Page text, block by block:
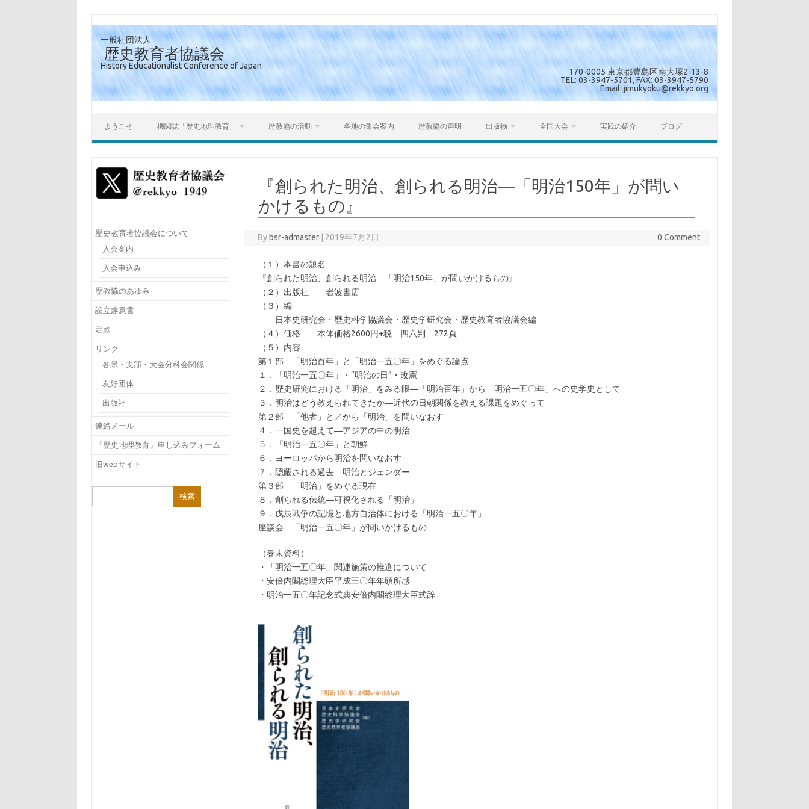
一般社団法人
歴史教育者協議会
History Educationalist Conference of Japan
170-0005 東京都豊島区南大塚2-13-8
TEL: 03-3947-5701, FAX: 03-3947-5790
Email: jimukyoku@rekkyo.org
ようこそ 機関誌「歴史地理教育」 歴教協の活動 各地の集会案内 歴教協の声明 出版物 全国大会 実践の紹介 ブログ
『創られた明治、創られる明治―「明治150年」が問い
かけるもの』
By bsr-admaster 2019年7月2日 0 Comment
（１）本書の題名
『創られた明治、創られる明治―「明治150年」が問いかけるもの』
（２）出版社 岩波書店
（３）編
日本史研究会・歴史科学協議会・歴史学研究会・歴史教育者協議会編
（４）価格 本体価格2600円+税 四六判 272頁
（５）内容
第１部 「明治百年」と「明治一五〇年」をめぐる論点
１．「明治一五〇年」・“明治の日”・改憲
２．歴史研究における「明治」をみる眼―「明治百年」から「明治一五〇年」への史学史として
３．明治はどう教えられてきたか―近代の日朝関係を教える課題をめぐって
第２部 「他者」と／から「明治」を問いなおす
４．一国史を超えて―アジアの中の明治
５．「明治一五〇年」と朝鮮
６．ヨーロッパから明治を問いなおす
７．隠蔽される過去―明治とジェンダー
第３部 「明治」をめぐる現在
８．創られる伝統―可視化される「明治」
９．戊辰戦争の記憶と地方自治体における「明治一五〇年」
座談会 「明治一五〇年」が問いかけるもの
（巻末資料）
・「明治一五〇年」関連施策の推進について
・安倍内閣総理大臣平成三〇年年頭所感
・明治一五〇年記念式典安倍内閣総理大臣式辞
歴史教育者協議会について
入会案内
入会申込み
歴教協のあゆみ
設立趣意書
定款
リンク
各県・支部・大会分科会関係
友好団体
出版社
連絡メール
『歴史地理教育』申し込みフォーム
旧webサイト
索: